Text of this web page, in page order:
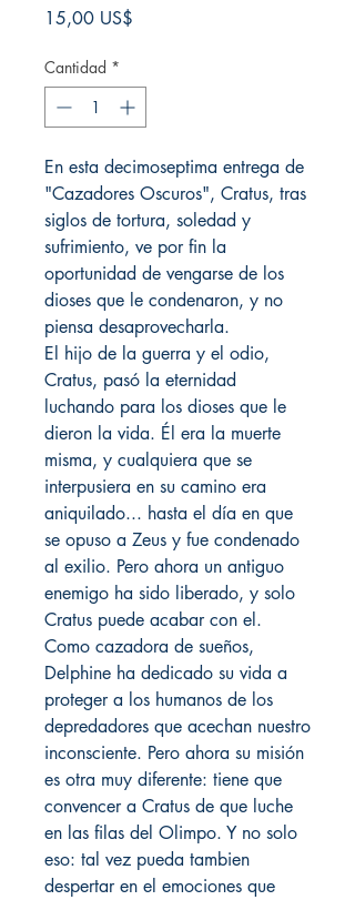
15,00 US$
Cantidad *
En esta decimoseptima entrega de
"Cazadores Oscuros", Cratus, tras
siglos de tortura, soledad y
sufrimiento, ve por fin la
oportunidad de vengarse de los
dioses que le condenaron, y no
piensa desaprovecharla.
El hijo de la guerra y el odio,
Cratus, pasó la eternidad
luchando para los dioses que le
dieron la vida. Él era la muerte
misma, y cualquiera que se
interpusiera en su camino era
aniquilado... hasta el día en que
se opuso a Zeus y fue condenado
al exilio. Pero ahora un antiguo
enemigo ha sido liberado, y solo
Cratus puede acabar con el.
Como cazadora de sueños,
Delphine ha dedicado su vida a
proteger a los humanos de los
depredadores que acechan nuestro
inconsciente. Pero ahora su misión
es otra muy diferente: tiene que
convencer a Cratus de que luche
en las filas del Olimpo. Y no solo
eso: tal vez pueda tambien
despertar en el emociones que